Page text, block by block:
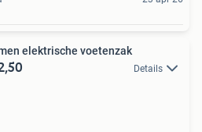
elektrische voetenzak
Details